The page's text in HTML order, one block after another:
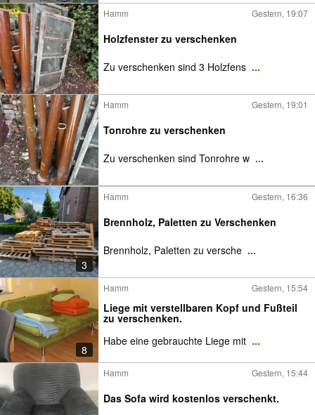
Hamm Gestern, 19:07
Holzfenster zu verschenken
Zu verschenken sind 3 Holzfens ...
Hamm Gestern, 19:01
Tonrohre zu verschenken
Zu verschenken sind Tonrohre w ...
3
Hamm Gestern, 16:36
Brennholz, Paletten zu Verschenken
Brennholz, Paletten zu versche ...
8
Hamm Gestern, 15:54
Liege mit verstellbaren Kopf und Fußteil
zu verschenken.
Habe eine gebrauchte Liege mit ...
Hamm Gestern, 15:44
Das Sofa wird kostenlos verschenkt.